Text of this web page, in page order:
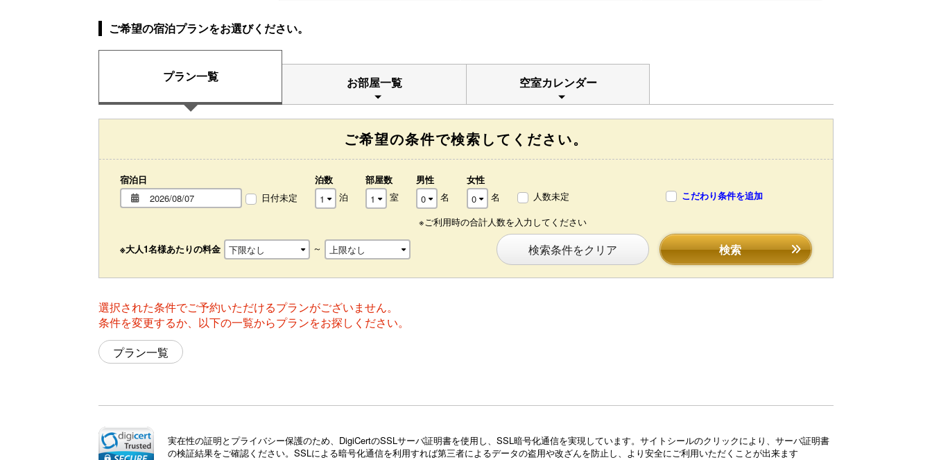
ご希望の宿泊プランをお選びください。
プラン一覧 お部屋一覧 空室カレンダー
ご希望の条件で検索してください。
宿泊日
日付未定
泊数
泊
部屋数
室
男性
名
女性
名
人数未定
※ご利用時の合計人数を入力してください
こだわり条件を追加
※大人1名様あたりの料金 ～ 検索条件をクリア 検索
選択された条件でご予約いただけるプランがございません。
条件を変更するか、以下の一覧からプランをお探しください。
プラン一覧
実在性の証明とプライバシー保護のため、DigiCertのSSLサーバ証明書を使用し、SSL暗号化通信を実現しています。サイトシールのクリックにより、サーバ証明書
の検証結果をご確認ください。SSLによる暗号化通信を利用すれば第三者によるデータの盗用や改ざんを防止し、より安全にご利用いただくことが出来ます